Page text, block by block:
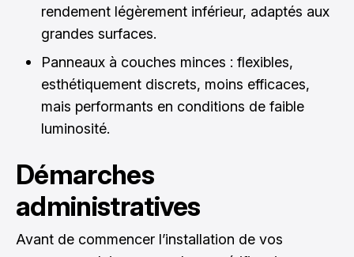
rendement légèrement inférieur, adaptés aux
grandes surfaces.
Panneaux à couches minces : flexibles,
esthétiquement discrets, moins efficaces,
mais performants en conditions de faible
luminosité.
Démarches
administratives
Avant de commencer l’installation de vos